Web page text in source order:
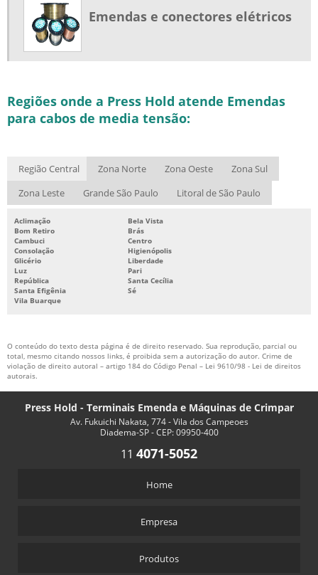
Emendas e conectores elétricos
Regiões onde a Press Hold atende Emendas
para cabos de media tensão:
Região Central Zona Norte Zona Oeste
Zona Sul
Zona Leste
Grande São Paulo Litoral de São Paulo
Aclimação
Bela Vista
Bom Retiro
Brás
Cambuci
Centro
Consolação
Higienópolis
Glicério
Liberdade
Luz
Pari
República
Santa Cecília
Santa Efigênia
Sé
Vila Buarque
O conteúdo do texto desta página é de direito reservado. Sua reprodução, parcial ou
total, mesmo citando nossos links, é proibida sem a autorização do autor. Crime de
violação de direito autoral – artigo 184 do Código Penal – Lei 9610/98 - Lei de direitos
autorais.
Press Hold - Terminais Emenda e Máquinas de Crimpar
Av. Fukuichi Nakata, 774 - Vila dos Campeoes
Diadema-SP - CEP: 09950-400
11 4071-5052
Home
Empresa
Produtos